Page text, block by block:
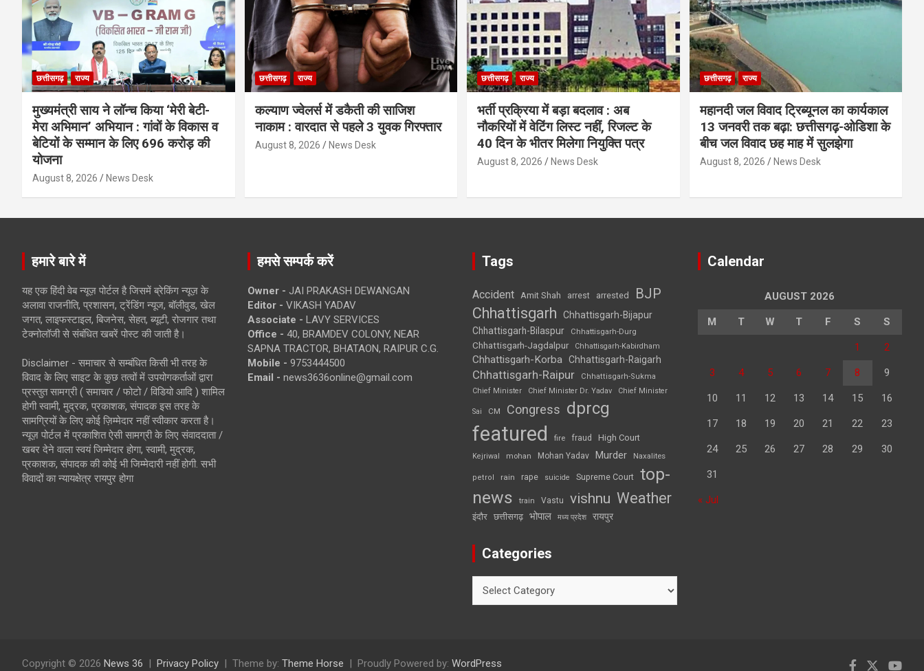
छत्तीसगढ़ राज्य
मुख्यमंत्री साय ने लॉन्च किया ‘मेरी बेटी-
मेरा अभिमान’ अभियान : गांवों के विकास व
बेटियों के सम्मान के लिए 696 करोड़ की
योजना
August 8, 2026 News Desk
छत्तीसगढ़ राज्य
कल्याण ज्वेलर्स में डकैती की साजिश
नाकाम : वारदात से पहले 3 युवक गिरफ्तार
August 8, 2026 News Desk
छत्तीसगढ़ राज्य
भर्ती प्रक्रिया में बड़ा बदलाव : अब
नौकरियों में वेटिंग लिस्ट नहीं, रिजल्ट के
40 दिन के भीतर मिलेगा नियुक्ति पत्र
August 8, 2026 News Desk
छत्तीसगढ़ राज्य
महानदी जल विवाद ट्रिब्यूनल का कार्यकाल
13 जनवरी तक बढ़ा: छत्तीसगढ़-ओडिशा के
बीच जल विवाद छह माह में सुलझेगा
August 8, 2026 News Desk
हमारे बारे में
यह एक हिंदी वेब न्यूज़ पोर्टल है जिसमें ब्रेकिंग न्यूज़ के
अलावा राजनीति, प्रशासन, ट्रेंडिंग न्यूज, बॉलीवुड, खेल
जगत, लाइफस्टाइल, बिजनेस, सेहत, ब्यूटी, रोजगार तथा
टेक्नोलॉजी से संबंधित खबरें पोस्ट की जाती है।
Disclaimer - समाचार से सम्बंधित किसी भी तरह के
विवाद के लिए साइट के कुछ तत्वों में उपयोगकर्ताओं द्वारा
प्रस्तुत सामग्री ( समाचार / फोटो / विडियो आदि ) शामिल
होगी स्वामी, मुद्रक, प्रकाशक, संपादक इस तरह के
सामग्रियों के लिए कोई ज़िम्मेदार नहीं स्वीकार करता है।
न्यूज़ पोर्टल में प्रकाशित ऐसी सामग्री के लिए संवाददाता /
खबर देने वाला स्वयं जिम्मेदार होगा, स्वामी, मुद्रक,
प्रकाशक, संपादक की कोई भी जिम्मेदारी नहीं होगी. सभी
विवादों का न्यायक्षेत्र रायपुर होगा
हमसे सम्पर्क करें
Owner - JAI PRAKASH DEWANGAN
Editor - VIKASH YADAV
Associate - LAVY SERVICES
Office - 40, BRAMDEV COLONY, NEAR
SAPNA TRACTOR, BHATAON, RAIPUR C.G.
Mobile - 9753444500
Email - news3636online@gmail.com
Tags
Accident Amit Shah arrest arrested BJP
Chhattisgarh
Chhattisgarh-Bijapur
Chhattisgarh-Bilaspur
Chhattisgarh-Durg
Chhattisgarh-Jagdalpur Chhattisgarh-Kabirdham
Chhattisgarh-Korba Chhattisgarh-Raigarh
Chhattisgarh-Raipur
Chhattisgarh-Sukma
Chief Minister
Chief Minister Dr. Yadav Chief Minister
Sai CM Congress dprcg
featured fire fraud High Court
Kejriwal mohan Mohan Yadav Murder Naxalites
petrol rain rape suicide Supreme Court top-
news
train Vastu vishnu Weather
इंदौर छत्तीसगढ़ भोपाल मध्य प्रदेश रायपुर
Categories
Calendar
AUGUST 2026
M T W T F S S
1 2
3 4 5 6 7 8 9
10 11 12 13 14 15 16
17 18 19 20 21 22 23
24 25 26 27 28 29 30
31
« Jul
Copyright © 2026 News 36 Privacy Policy Theme by: Theme Horse Proudly Powered by: WordPress